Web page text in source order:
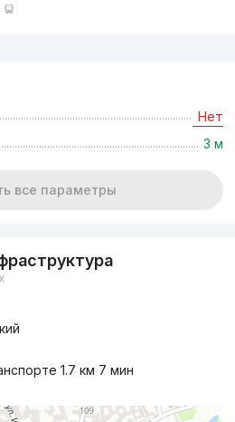
Нет
3 м
все параметры
1.7 км 7 мин